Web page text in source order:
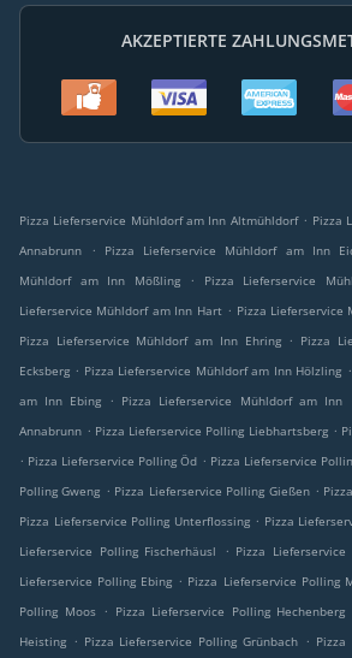
AKZEPTIERTE
Pizza Lieferservice Mühldorf am Inn Altmühldorf . Pizza
Annabrunn
. Pizza Lieferservice Mühldorf am Inn
Mühldorf am Inn Mößling
. Pizza Lieferservice
Lieferservice Mühldorf am Inn Hart . Pizza
Pizza Lieferservice Mühldorf am Inn Ehring . Pizza
Ecksberg . Pizza Lieferservice Mühldorf am Inn Hölzling .
am Inn Ebing
. Pizza Lieferservice Mühldorf am Inn
Annabrunn . Pizza Lieferservice Polling Liebhartsberg .
. Pizza Lieferservice Polling Öd . Pizza Lieferservice
Polling Gweng . Pizza Lieferservice Polling Gießen .
Pizza Lieferservice Polling Unterflossing . Pizza
Lieferservice Polling Fischerhäusl
. Pizza
Lieferservice Polling Ebing . Pizza Lieferservice Polling
Polling Moos
. Pizza Lieferservice Polling Hechenberg
Heisting . Pizza Lieferservice Polling Grünbach .